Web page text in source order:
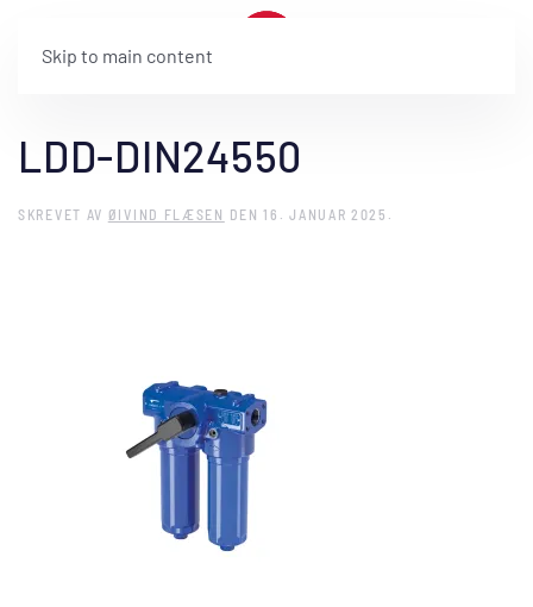
Skip to main content
LDD-DIN24550
SKREVET AV ØIVIND FLÆSEN DEN16. JANUAR 2025 .